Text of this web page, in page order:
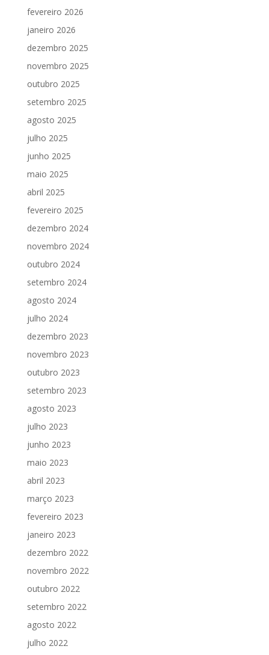
fevereiro 2026
janeiro 2026
dezembro 2025
novembro 2025
outubro 2025
setembro 2025
agosto 2025
julho 2025
junho 2025
maio 2025
abril 2025
fevereiro 2025
dezembro 2024
novembro 2024
outubro 2024
setembro 2024
agosto 2024
julho 2024
dezembro 2023
novembro 2023
outubro 2023
setembro 2023
agosto 2023
julho 2023
junho 2023
maio 2023
abril 2023
março 2023
fevereiro 2023
janeiro 2023
dezembro 2022
novembro 2022
outubro 2022
setembro 2022
agosto 2022
julho 2022